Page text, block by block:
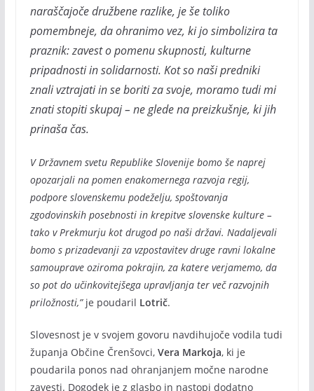
naraščajoče družbene razlike, je še toliko
pomembneje, da ohranimo vez, ki jo simbolizira ta
praznik: zavest o pomenu skupnosti, kulturne
pripadnosti in solidarnosti. Kot so naši predniki
znali vztrajati in se boriti za svoje, moramo tudi mi
znati stopiti skupaj – ne glede na preizkušnje, ki jih
prinaša čas.
V Državnem svetu Republike Slovenije bomo še naprej
opozarjali na pomen enakomernega razvoja regij,
podpore slovenskemu podeželju, spoštovanja
zgodovinskih posebnosti in krepitve slovenske kulture –
tako v Prekmurju kot drugod po naši državi. Nadaljevali
bomo s prizadevanji za vzpostavitev druge ravni lokalne
samouprave oziroma pokrajin, za katere verjamemo, da
so pot do učinkovitejšega upravljanja ter več razvojnih
priložnosti,”je poudaril Lotrič.
Slovesnost je v svojem govoru navdihujoče vodila tudi
županja Občine Črenšovci, Vera Markoja, ki je
poudarila ponos nad ohranjanjem močne narodne
zavesti. Dogodek je z glasbo in nastopi dodatno